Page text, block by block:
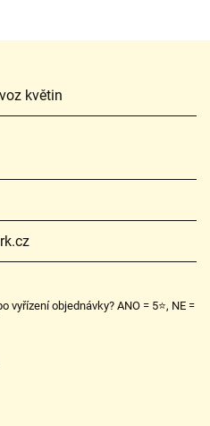
květin
objednávky? ANO = 5⭐, NE =